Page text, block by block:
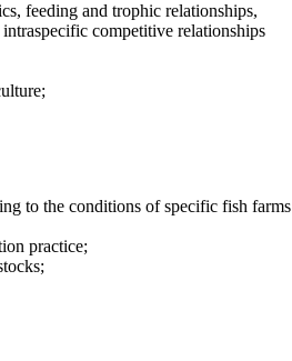
feeding and trophic relationships,
competitive relationships
to the conditions of specific fish farms
practice;